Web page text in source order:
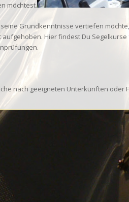
möchtest.
Grundkenntnisse vertiefen
aufgehoben. Hier findest Du
nach geeigneten Unterkünften oder